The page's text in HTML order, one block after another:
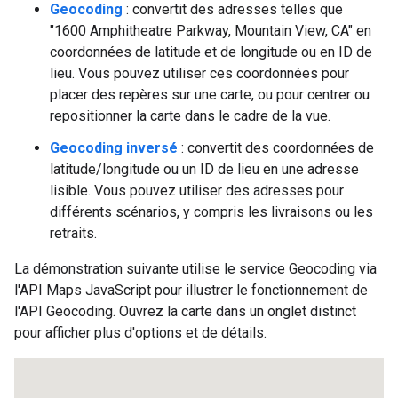
Geocoding : convertit des adresses telles que
"1600 Amphitheatre Parkway, Mountain View, CA" en
coordonnées de latitude et de longitude ou en ID de
lieu. Vous pouvez utiliser ces coordonnées pour
placer des repères sur une carte, ou pour centrer ou
repositionner la carte dans le cadre de la vue.
Geocoding inversé : convertit des coordonnées de
latitude/longitude ou un ID de lieu en une adresse
lisible. Vous pouvez utiliser des adresses pour
différents scénarios, y compris les livraisons ou les
retraits.
La démonstration suivante utilise le service Geocoding via
l'API Maps JavaScript pour illustrer le fonctionnement de
l'API Geocoding. Ouvrez la carte dans un onglet distinct
pour afficher plus d'options et de détails.